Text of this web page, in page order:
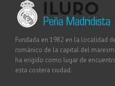
Fundada en 1982 en la localidad
románico de la capital del
ha erigido como lugar de
esta costera ciudad.